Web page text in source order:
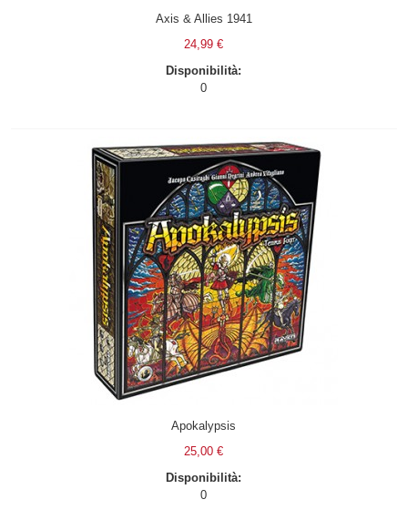
Axis & Allies 1941
24,99 €
Disponibilità:
0
Apokalypsis
25,00 €
Disponibilità:
0